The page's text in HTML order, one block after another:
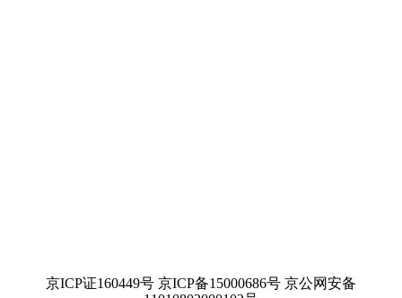
京ICP证160449号 京ICP备15000686号 京公网安备